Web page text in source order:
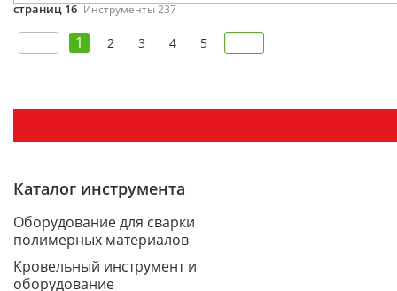
страниц 16 Инструменты 237
1 2 3 4 5
Каталог инструмента
Оборудование для сварки
полимерных материалов
Кровельный инструмент и
оборудование